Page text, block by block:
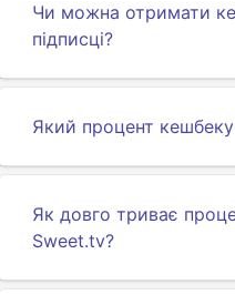
Чи можна отримати
підписці?
Який процент
Як довго триває
Sweet.tv?